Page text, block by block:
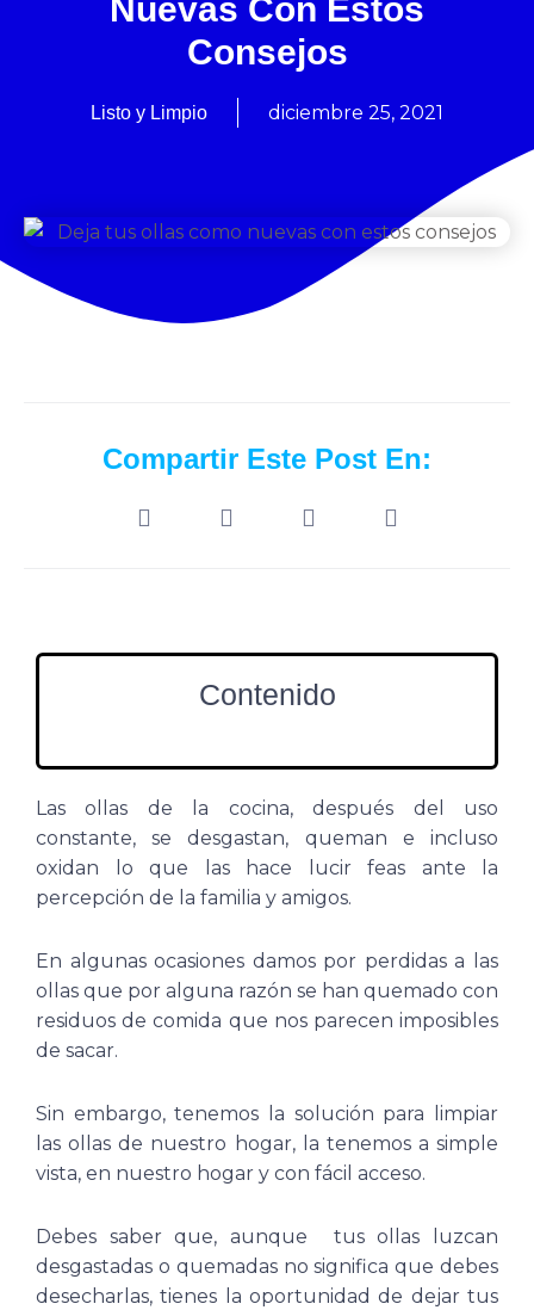
Nuevas Con Estos
Consejos
Listo y Limpio diciembre 25, 2021
Compartir Este Post En:
Contenido
Las ollas de la cocina, después del uso
constante, se desgastan, queman e incluso
oxidan lo que las hace lucir feas ante la
percepción de la familia y amigos.
En algunas ocasiones damos por perdidas a las
ollas que por alguna razón se han quemado con
residuos de comida que nos parecen imposibles
de sacar.
Sin embargo, tenemos la solución para limpiar
las ollas de nuestro hogar, la tenemos a simple
vista, en nuestro hogar y con fácil acceso.
Debes saber que, aunque tus ollas luzcan
desgastadas o quemadas no significa que debes
desecharlas, tienes la oportunidad de dejar tus